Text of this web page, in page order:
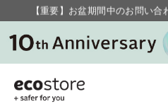
【重要】お盆期間中のお問い
毎月お得にポイントが貯まる